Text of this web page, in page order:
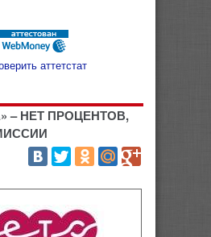
аттетстат
– НЕТ ПРОЦЕНТОВ,